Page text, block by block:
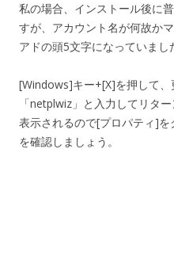
私の場合、インストール後に
すが、アカウント名が何故か
アドの頭5文字になっていまし
[Windows]キー+[X]を押して、
「netplwiz」と入力してリタ
表示されるので[プロパティ]
を確認しましょう。